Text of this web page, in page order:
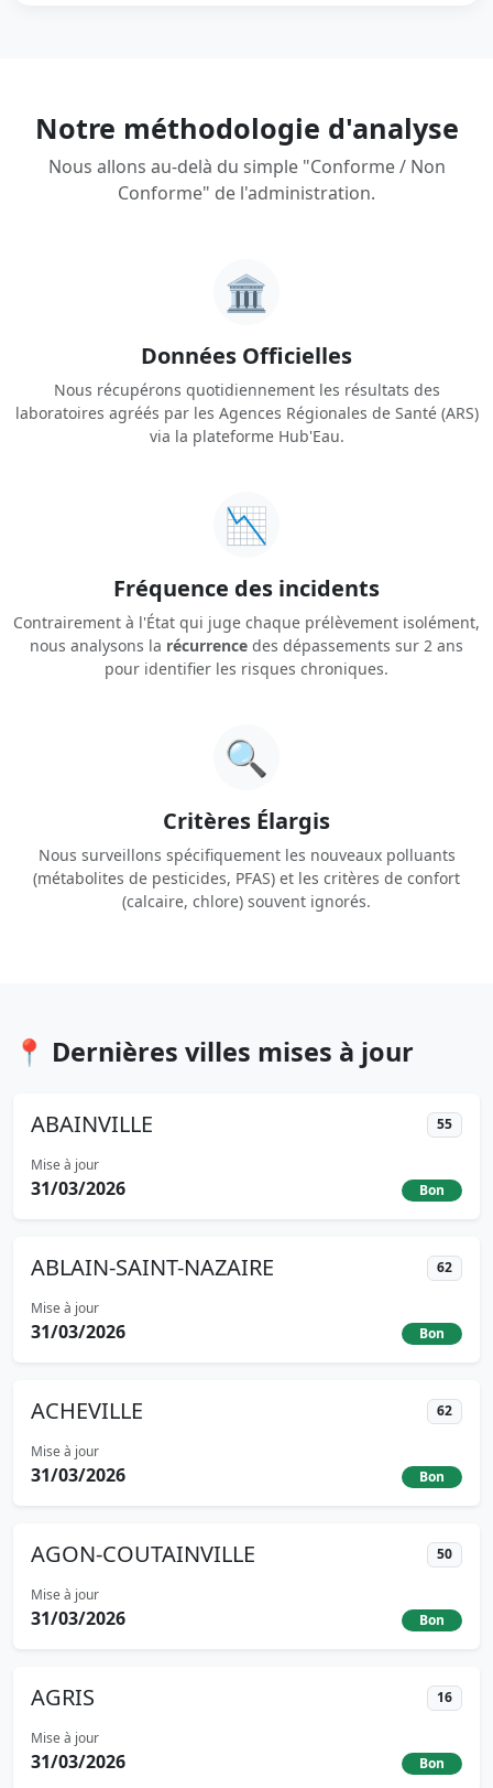
Notre méthodologie d'analyse
Nous allons au-delà du simple "Conforme / Non
Conforme" de l'administration.
🏛️
Données Officielles
Nous récupérons quotidiennement les résultats des
laboratoires agréés par les Agences Régionales de Santé (ARS)
via la plateforme Hub'Eau.
📉
Fréquence des incidents
Contrairement à l'État qui juge chaque prélèvement isolément,
nous analysons la récurrence des dépassements sur 2 ans
pour identifier les risques chroniques.
🔍
Critères Élargis
Nous surveillons spécifiquement les nouveaux polluants
(métabolites de pesticides, PFAS) et les critères de confort
(calcaire, chlore) souvent ignorés.
📍 Dernières villes mises à jour
ABAINVILLE 55
Mise à jour
31/03/2026 Bon
ABLAIN-SAINT-NAZAIRE 62
Mise à jour
31/03/2026 Bon
ACHEVILLE 62
Mise à jour
31/03/2026 Bon
AGON-COUTAINVILLE 50
Mise à jour
31/03/2026 Bon
AGRIS 16
Mise à jour
31/03/2026 Bon